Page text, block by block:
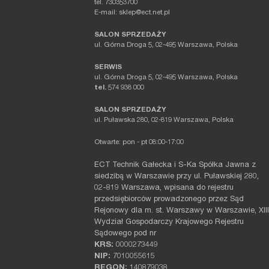
tel. 730353700
E-mail: sklep@ect.net.pl
SALON SPRZEDAŻY
ul. Górna Droga 5, 02-495 Warszawa, Polska
SERWIS
ul. Górna Droga 5, 02-495 Warszawa, Polska
tel. 574 938 000
SALON SPRZEDAŻY
ul. Puławska 280, 02-819 Warszawa, Polska
Otwarte: pon - pt 08:00-17:00
ECT Technik Gałecka i S-Ka Spółka Jawna z
siedzibą w Warszawie przy ul. Puławskiej 280,
02-819 Warszawa, wpisana do rejestru
przedsiębiorców prowadzonego przez Sąd
Rejonowy dla m. st. Warszawy w Warszawie, XIII
Wydział Gospodarczy Krajowego Rejestru
Sądowego pod nr
KRS: 0000273449
NIP: 7010055615